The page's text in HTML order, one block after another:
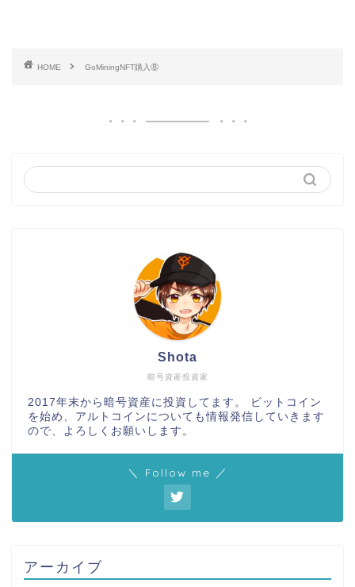
HOME GoMiningNFT購入⑧
暗号資産投資家
Shota
2017年末から暗号資産に投資してます。 ビットコイン
を始め、アルトコインについても情報発信していきます
ので、よろしくお願いします。
＼ Follow me ／
アーカイブ